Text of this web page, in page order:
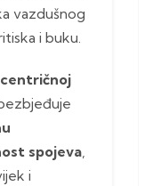
vazdušnog
i buku.
spojeva,
i